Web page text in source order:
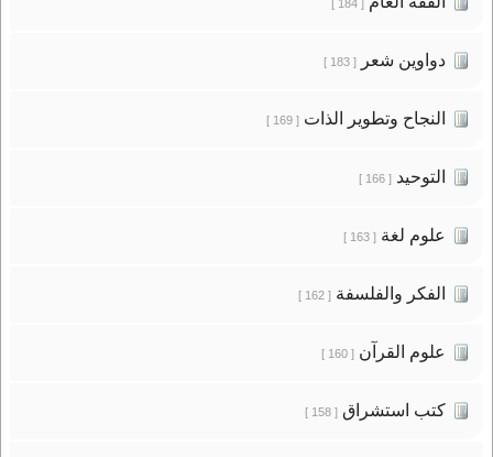
[ 184 ]
دواوين شعر[ 183 ]
النجاح وتطوير الذات[ 169 ]
التوحيد[ 166 ]
علوم لغة[ 163 ]
الفكر والفلسفة[ 162 ]
علوم القرآن[ 160 ]
كتب استشراق[ 158 ]